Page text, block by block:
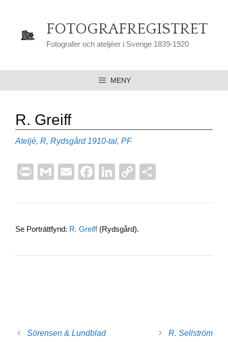
FOTOGRAFREGISTRET
Fotografer och ateljéer i Sverige 1839-1920
MENY
R. Greiff
Kategorier
Ateljé, R, Rydsgård Etiketter
1910-tal, PF
Pr
t
G
ail
E
ail
F
c
b
o
Li
k
dI
n
C
p
Li
n
a
Se Porträttfynd: R. Greiff(Rydsgård).
Sörensen & Lundblad R. Sellström